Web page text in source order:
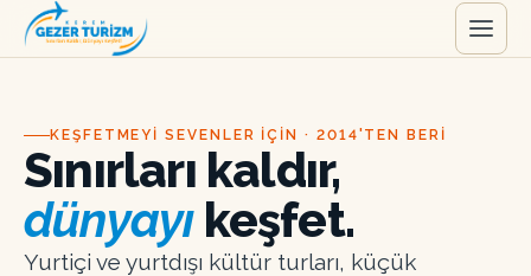
KEŞFETMEYI SEVENLER IÇIN · 2014'TEN BERI
Sınırları kaldır,
dünyayıkeşfet.
Yurtiçi ve yurtdışı kültür turları, küçük